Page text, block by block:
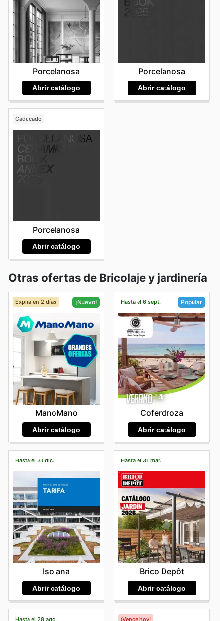
Porcelanosa
Abrir catálogo
Porcelanosa
Abrir catálogo
Caducado
Porcelanosa
Abrir catálogo
Otras ofertas de Bricolaje y jardinería
Expira en 2 días ¡Nuevo!
ManoMano
Abrir catálogo
Hasta el 6 sept. Popular
Coferdroza
Abrir catálogo
Hasta el 31 dic.
Isolana
Abrir catálogo
Hasta el 31 mar.
Brico Depôt
Abrir catálogo
Hasta el 28 ago. ¡Vence hoy!